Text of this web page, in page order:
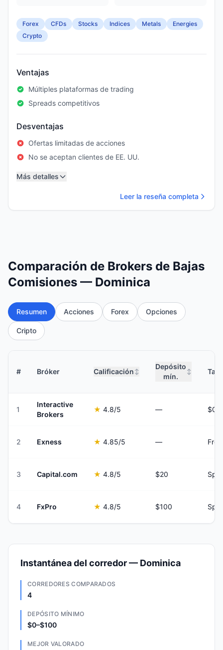
Forex CFDs Stocks Indices Metals
Energies
Crypto
Ventajas
Múltiples plataformas de trading
Spreads competitivos
Desventajas
Ofertas limitadas de acciones
No se aceptan clientes de EE. UU.
Más detalles
Leer la reseña completa
Comparación de Brokers de Bajas
Comisiones — Dominica
Resumen Acciones Forex Opciones
Cripto
# Bróker Calificación ↕
Depósito
mín.
↕
1
Interactive
Brokers
★ 4.8/5 —
2 Exness ★ 4.85/5 —
3 Capital.com ★ 4.8/5 $20
4 FxPro ★ 4.8/5 $100
Instantánea del corredor — Dominica
CORREDORES COMPARADOS
4
DEPÓSITO MÍNIMO
$0–$100
MEJOR VALORADO